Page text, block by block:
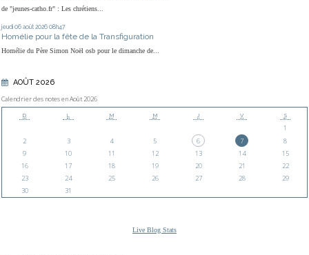
de "jeunes-catho.fr" : Les chrétiens...
jeudi 06 août 2026 08h47
Homélie pour la fête de la Transfiguration
Homélie du Père Simon Noël osb pour le dimanche de...
AOÛT 2026
Calendrier des notes en Août 2026
D L M M J V S
1
2
3 4 5 6 7
8
9
10 11 12 13 14
15
16
17 18 19 20 21
22
23
24 25 26 27 28
29
30
31
Live Blog Stats